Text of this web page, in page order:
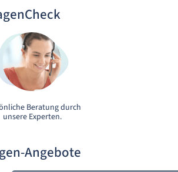
Beratung durch
unsere Experten.
Angebote